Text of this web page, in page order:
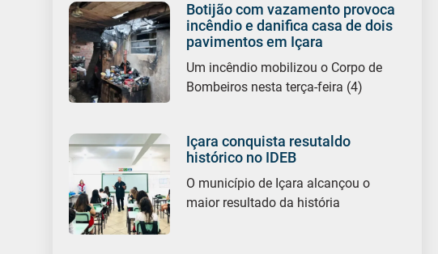
Botijão com vazamento provoca
incêndio e danifica casa de dois
pavimentos em Içara
Um incêndio mobilizou o Corpo de
Bombeiros nesta terça-feira (4)
Içara conquista resutaldo
histórico no IDEB
O município de Içara alcançou o
maior resultado da história